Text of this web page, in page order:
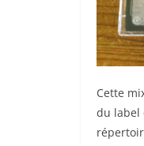
Cette
du label